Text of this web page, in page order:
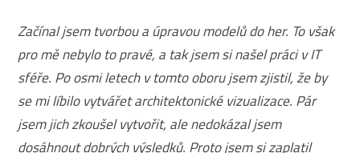
Začínal jsem tvorbou a úpravou modelů do her. To však
pro mě nebylo to pravé, a tak jsem si našel práci v IT
sféře. Po osmi letech v tomto oboru jsem zjistil, že by
se mi líbilo vytvářet architektonické vizualizace. Pár
jsem jich zkoušel vytvořit, ale nedokázal jsem
dosáhnout dobrých výsledků. Proto jsem si zaplatil